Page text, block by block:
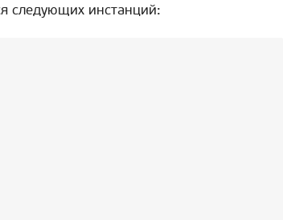
следующих инстанций: